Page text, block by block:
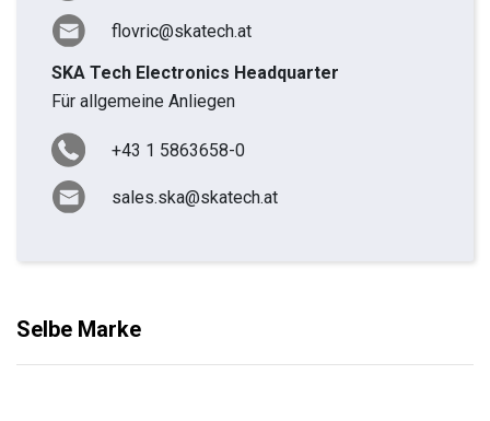
flovric@skatech.at
SKA Tech Electronics Headquarter
Für allgemeine Anliegen
+43 1 5863658-0
sales.ska@skatech.at
Selbe Marke